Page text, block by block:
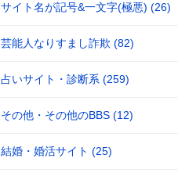
サイト名が記号&一文字(極悪) (26)
芸能人なりすまし詐欺 (82)
占いサイト・診断系 (259)
その他・その他のBBS (12)
結婚・婚活サイト (25)